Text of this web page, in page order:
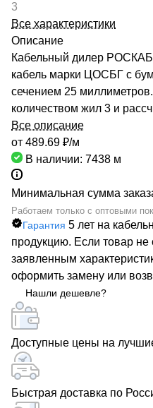
3
Все характеристики
Описание
Кабельный дилер РОСКАБ
кабель марки ЦОСБГ с
сечением 25
количеством жил 3 и
напряжение до 6
подтверждено
Госстандарта. Мы
сотрудничества с такими
«СЕВКАБЕЛЬ», ОАО
Каталог компании
маркоразмеров кабельно-
Быстрая доставка кабеля
большой сетью
РОСКАБ – ваш надежный
Все описание
от 489.69 ₽/м
В наличии: 7438 м
Минимальная сумма
Работаем только с оптовыми
Гарантия 5 лет на
продукцию. Если товар не
заявленным
оформить замену или
Нашли дешевле?
Доступные цены на
Быстрая доставка по